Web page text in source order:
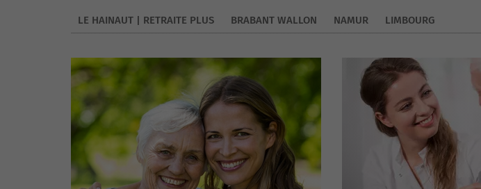
LE HAINAUT | RETRAITE PLUS
BRABANT WALLON NAMUR LIMBOURG